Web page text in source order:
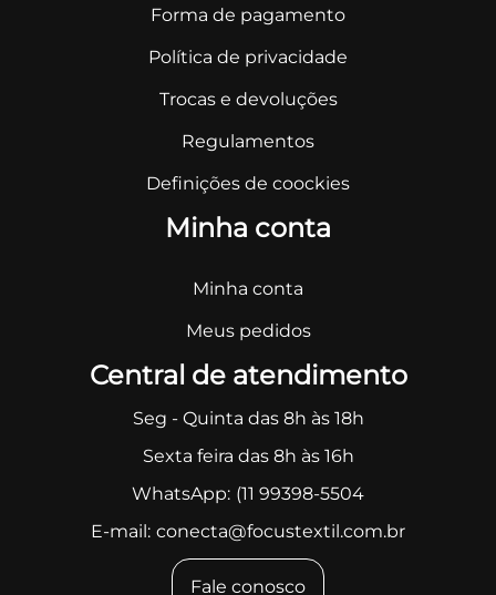
Forma de pagamento
Política de privacidade
Trocas e devoluções
Regulamentos
Definições de coockies
Minha conta
Minha conta
Meus pedidos
Central de atendimento
Seg - Quinta das 8h às 18h
Sexta feira das 8h às 16h
WhatsApp: (11 99398-5504
E-mail: conecta@focustextil.com.br
Fale conosco